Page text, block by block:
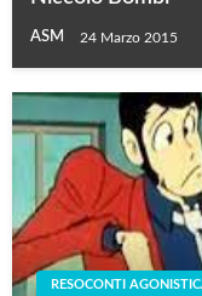
ASM 24 Marzo 2015
RESOCONTI